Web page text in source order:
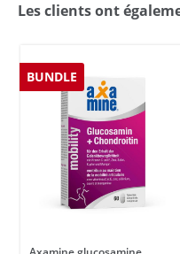
Les clients ont
BUNDLE